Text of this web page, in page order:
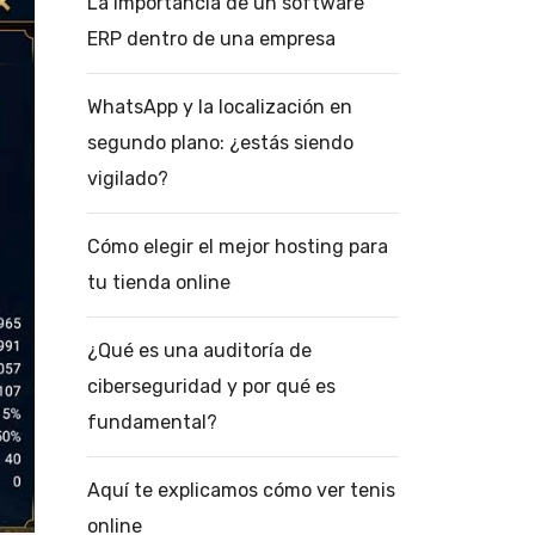
ERP dentro de una empresa
WhatsApp y la localización en
segundo plano: ¿estás siendo
vigilado?
Cómo elegir el mejor hosting para
tu tienda online
¿Qué es una auditoría de
ciberseguridad y por qué es
fundamental?
Aquí te explicamos cómo ver tenis
online